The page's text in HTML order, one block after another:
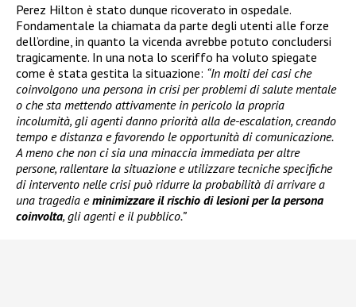
Perez Hilton è stato dunque ricoverato in ospedale.
Fondamentale la chiamata da parte degli utenti alle forze
dell’ordine, in quanto la vicenda avrebbe potuto concludersi
tragicamente. In una nota lo sceriffo ha voluto spiegate
come è stata gestita la situazione: “In molti dei casi che
coinvolgono una persona in crisi per problemi di salute mentale
o che sta mettendo attivamente in pericolo la propria
incolumità, gli agenti danno priorità alla de-escalation, creando
tempo e distanza e favorendo le opportunità di comunicazione.
A meno che non ci sia una minaccia immediata per altre
persone, rallentare la situazione e utilizzare tecniche specifiche
di intervento nelle crisi può ridurre la probabilità di arrivare a
una tragedia eminimizzare il rischio di lesioni per la persona
coinvolta, gli agenti e il pubblico.”